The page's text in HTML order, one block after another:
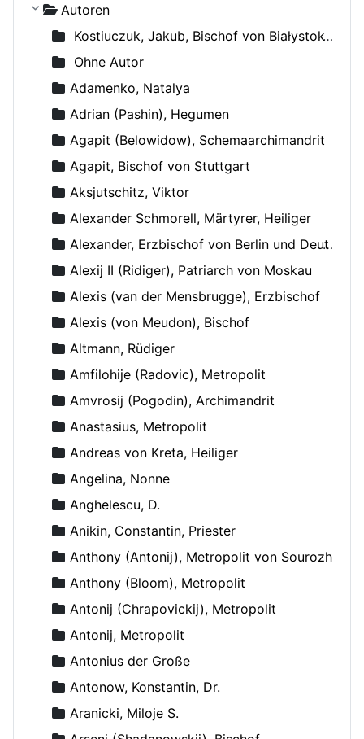
Autoren
Kostiuczuk, Jakub, Bischof von Białystok und Gdańsk
Ohne Autor
Adamenko, Natalya
Adrian (Pashin), Hegumen
Agapit (Belowidow), Schemaarchimandrit
Agapit, Bischof von Stuttgart
Aksjutschitz, Viktor
Alexander Schmorell, Märtyrer, Heiliger
Alexander, Erzbischof von Berlin und Deutschland
Alexij II (Ridiger), Patriarch von Moskau
Alexis (van der Mensbrugge), Erzbischof
Alexis (von Meudon), Bischof
Altmann, Rüdiger
Amfilohije (Radovic), Metropolit
Amvrosij (Pogodin), Archimandrit
Anastasius, Metropolit
Andreas von Kreta, Heiliger
Angelina, Nonne
Anghelescu, D.
Anikin, Constantin, Priester
Anthony (Antonij), Metropolit von Sourozh
Anthony (Bloom), Metropolit
Antonij (Chrapovickij), Metropolit
Antonij, Metropolit
Antonius der Große
Antonow, Konstantin, Dr.
Aranicki, Miloje S.